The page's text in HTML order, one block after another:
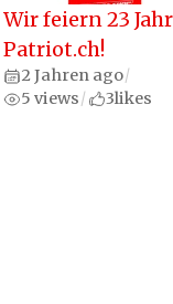
Wir feiern 23
Patriot.ch!
2 Jahren ago/
5 views/ 3likes